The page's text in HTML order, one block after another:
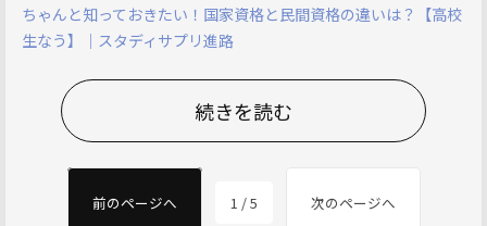
ちゃんと知っておきたい！国家資格と民間資格の違いは？【高校
生なう】｜スタディサプリ進路
続きを読む
前のページへ 1 / 5 次のページへ